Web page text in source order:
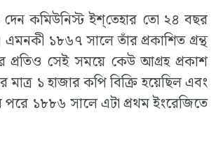
কমিউনিস্ট ইশ্‌তেহার তো ২৪ বছর
এমনকী ১৮৬৭ সালে তাঁর প্রকাশিত গ্রন্থ
প্রতিও সেই সময়ে কেউ আগ্রহ প্রকাশ
১ হাজার কপি বিক্রি হয়েছিল এবং
১৮৮৬ সালে এটা প্রথম ইংরেজিতে